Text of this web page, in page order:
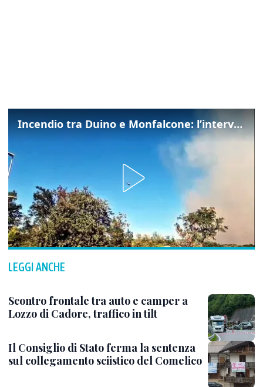
Incendio tra Duino e Monfalcone: l’intervento dei vigili del fuoco
LEGGI ANCHE
Scontro frontale tra auto e camper a
Lozzo di Cadore, traffico in tilt
Il Consiglio di Stato ferma la sentenza
sul collegamento sciistico del Comelico